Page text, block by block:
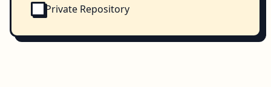
Private Repository